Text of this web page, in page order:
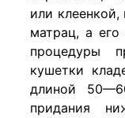
или
матрац, а его
процедуры
кушетки
длиной
придания